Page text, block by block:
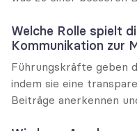
Welche Rolle spielt
Kommunikation zur
Führungskräfte geben
indem sie eine
Beiträge anerkennen